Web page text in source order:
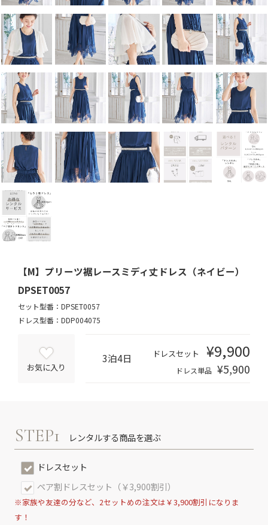
【M】プリーツ裾レースミディ丈ドレス（ネイビー）
DPSET0057
セット型番：DPSET0057
ドレス型番：DDP004075
お気に入り
3泊4日 ドレスセット ¥9,900
ドレス単品 ¥5,900
STEP1 レンタルする商品を選ぶ
ドレスセット
ペア割ドレスセット（￥3,900割引）
※家族や友達の分など、2セットめの注文は￥3,900割引になりま
す！